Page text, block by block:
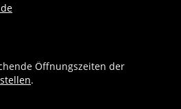
Öffnungszeiten der
.